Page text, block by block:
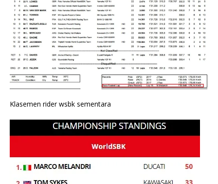
Klasemen rider wsbk sementara